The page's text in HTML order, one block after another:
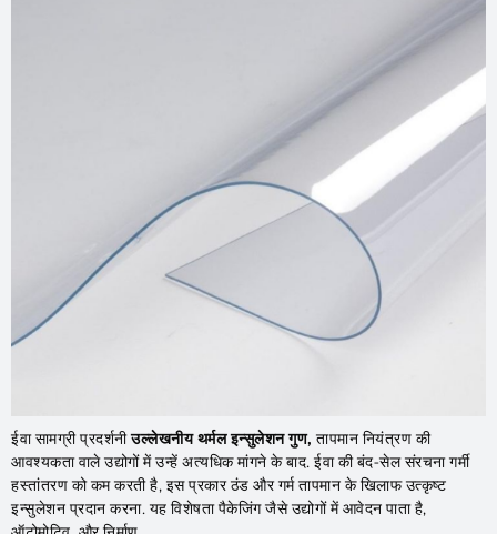
ईवा सामग्री प्रदर्शनीउल्लेखनीय थर्मल इन्सुलेशन गुण, तापमान नियंत्रण की
आवश्यकता वाले उद्योगों में उन्हें अत्यधिक मांगने के बाद. ईवा की बंद-सेल संरचना गर्मी
हस्तांतरण को कम करती है, इस प्रकार ठंड और गर्म तापमान के खिलाफ उत्कृष्ट
इन्सुलेशन प्रदान करना. यह विशेषता पैकेजिंग जैसे उद्योगों में आवेदन पाता है,